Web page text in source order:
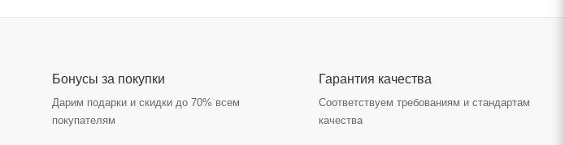
Бонусы за покупки
Дарим подарки и скидки до 70% всем
покупателям
Гарантия качества
Соответствуем требованиям и стандартам
качества